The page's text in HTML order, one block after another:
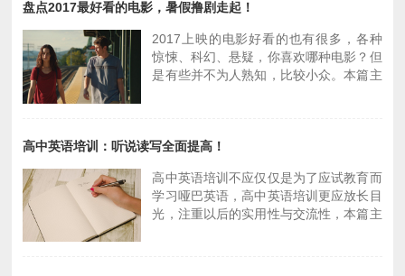
3、语法;高一高二都是根据课本来上课，
每一堂课都会涉及一些语法点还有大量的
练习，在做这些练习的时候不断熟悉这些
语法，看不懂结构的拿去问老师
2、扇贝,,例句更多，而且质量更好。有英
3、拓词,简单粗暴，没有什么花哨的东
西；有听音辩词练习。
4、沪江开心词场,闯关背词的形式新鲜有
盘点2017最好看的电影，暑假撸剧走起！
2017上映的电影好看的也有很多，各种
惊悚、科幻、悬疑，你喜欢哪种电影？但
是有些并不为人熟知，比较小众。本篇主
高中英语培训：听说读写全面提高！
高中英语培训不应仅仅是为了应试教育而
学习哑巴英语，高中英语培训更应放长目
光，注重以后的实用性与交流性，本篇主